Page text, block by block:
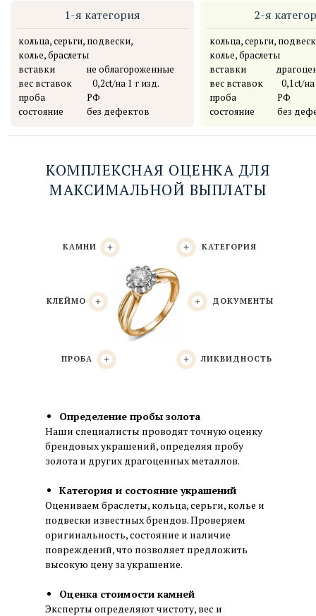
кольца, серьги, подвески,
колье, браслеты
вставки
не облагороженные
вес вставок
0,2сt/на 1 г изд.
проба
РФ
состояние
без дефектов
кольца, серьги,
колье, браслеты
вставки
вес вставок
0,1сt/
проба
РФ
состояние
без
1-я категория 2-я
КОМПЛЕКСНАЯ ОЦЕНКА ДЛЯ
МАКСИМАЛЬНОЙ ВЫПЛАТЫ
КАМНИ КАТЕГОРИЯ
ДОКУМЕНТЫ
КЛЕЙМО
ЛИКВИДНОСТЬ
ПРОБА
Определение пробы золота
Наши специалисты проводят точную оценку
брендовых украшений, определяя пробу
золота и других драгоценных металлов.
Категория и состояние украшений
Оцениваем браслеты, кольца, серьги, колье и
подвески известных брендов. Проверяем
оригинальность, состояние и наличие
повреждений, что позволяет предложить
высокую цену за украшение.
Оценка стоимости камней
Эксперты определяют чистоту, вес и